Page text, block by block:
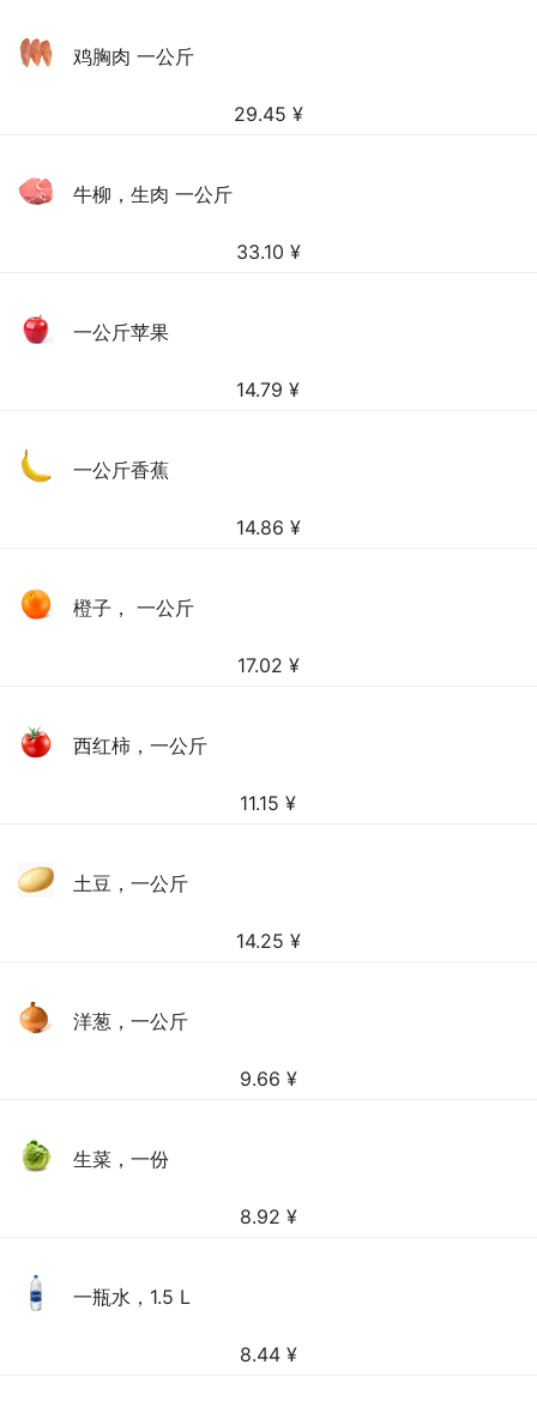
鸡胸肉 一公斤
29.45 ¥
牛柳，生肉 一公斤
33.10 ¥
一公斤苹果
14.79 ¥
一公斤香蕉
14.86 ¥
橙子， 一公斤
17.02 ¥
西红柿，一公斤
11.15 ¥
土豆，一公斤
14.25 ¥
洋葱，一公斤
9.66 ¥
生菜，一份
8.92 ¥
一瓶水，1.5 L
8.44 ¥